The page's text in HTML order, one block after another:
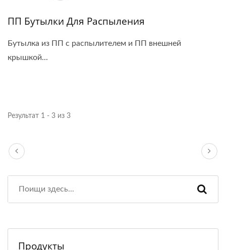
ПП Бутылки Для Распыления
Бутылка из ПП с распылителем и ПП внешней
крышкой...
Результат 1 - 3 из 3
Продукты